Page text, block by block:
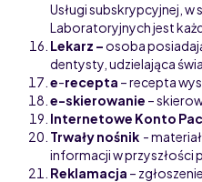
Usługi subskrypcyjnej,
Laboratoryjnych jest
Lekarz –osoba
dentysty, udzielająca
e-recepta – recepta
e-skierowanie –
Internetowe Konto
Trwały nośnik -
informacji w przyszłości
Reklamacja –